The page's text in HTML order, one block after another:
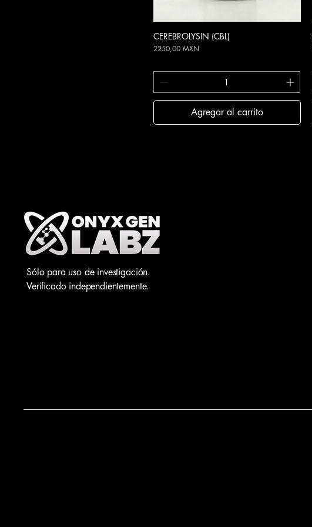
Vista rápida
CEREBROLYSIN (CBL)
Precio
2250,00 MXN
Agregar al carrito
Sólo para uso de investigación.
Verificado independientemente.